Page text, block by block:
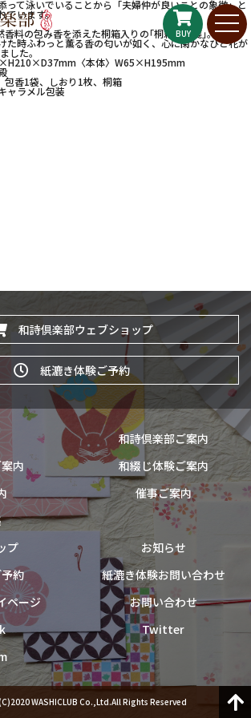
BUY
って泳いでいることから「夫婦仲が良いことの象徴」と
ています。
香料の包み香を添えた桐箱入りの｢桐箱花鳥箋｣。 贈る
た時ふわっと薫る香の匂いが如く、心に閑かなひと花が
した。
〈本体〉W65×H195mm
包香1袋、しおり1枚、桐箱
ャラメル包装
和詩倶楽部ウェブショップ
紙漉き体験ご予約
和詩倶楽部ご案内
内
和綴じ体験ご案内
催事ご案内
プ
お知らせ
約
紙漉き体験お問い合わせ
ページ
お問い合わせ
Twitter
WASHICLUB Co.,Ltd.All Rights Reserved